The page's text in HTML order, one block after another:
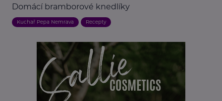
Domácí bramborové knedlíky
Kuchař Pepa Nemrava Recepty